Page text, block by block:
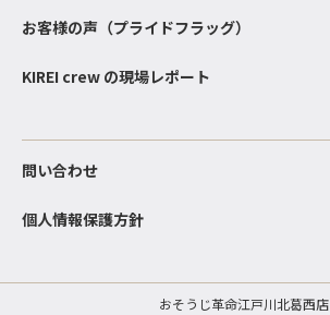
お客様の声（プライドフラッグ）
KIREI crew の現場レポート
問い合わせ
個人情報保護方針
おそうじ革命江戸川北葛西店